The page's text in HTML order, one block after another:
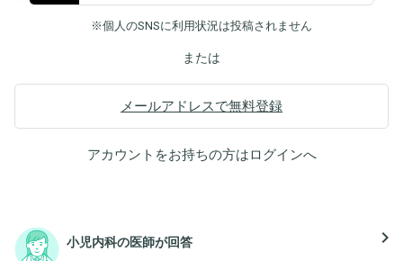
※個人のSNSに利用状況は投稿されません
または
メールアドレスで無料登録
アカウントをお持ちの方はログインへ
小児内科の医師が回答 navigate_next